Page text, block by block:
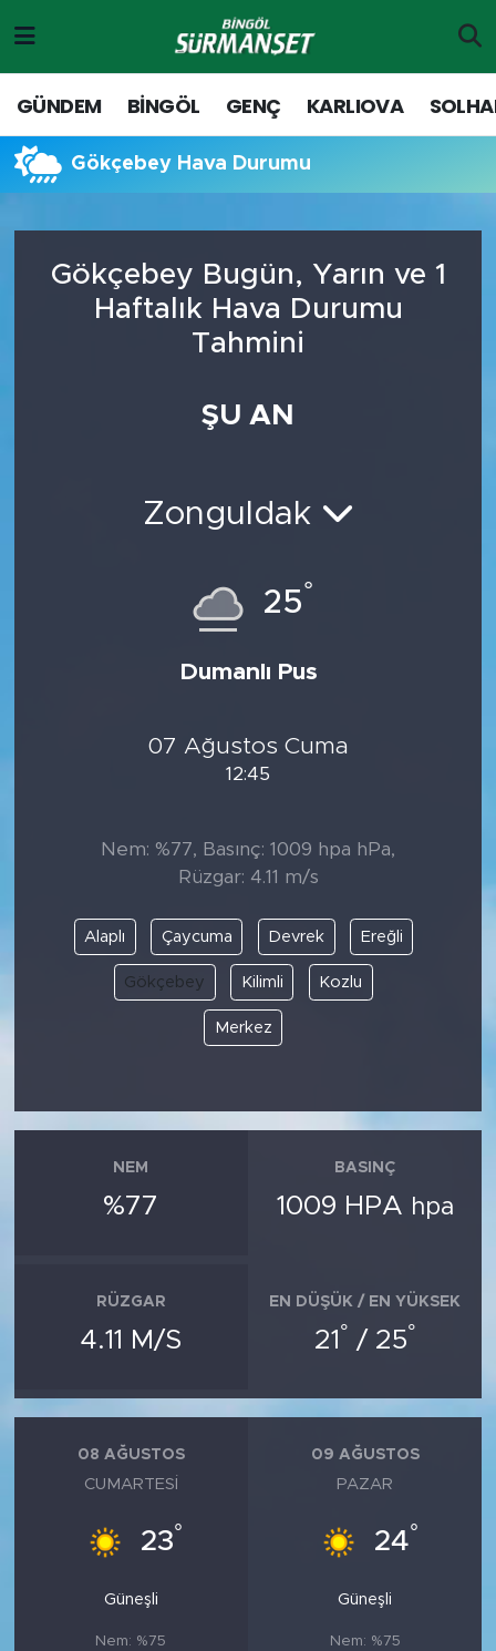
GÜNDEM BİNGÖL GENÇ KARLIOVA
Gökçebey Hava Durumu
Gökçebey Bugün, Yarın ve 1
Haftalık Hava Durumu
Tahmini
ŞU AN
Zonguldak
25°
Dumanlı Pus
07 Ağustos Cuma
12:45
Nem: %77, Basınç: 1009 hpa hPa,
Rüzgar: 4.11 m/s
Alaplı Çaycuma Devrek Ereğli
Gökçebey Kilimli Kozlu
Merkez
NEM
%77
BASINÇ
1009 HPA hpa
RÜZGAR
4.11 M/S
EN DÜŞÜK / EN YÜKSEK
21 ° / 25°
08 AĞUSTOS
CUMARTESI
23°
Güneşli
Nem: %75
09 AĞUSTOS
PAZAR
24°
Güneşli
Nem: %75
Genç
Solhan
Adaklı-Kiğı
MD Prestij Dergisi
Bingöl Kaza Haberleri
Merkez Hava Durumu
Merkez Trafik Yoğunluk Haritası
Tüm Manşetler